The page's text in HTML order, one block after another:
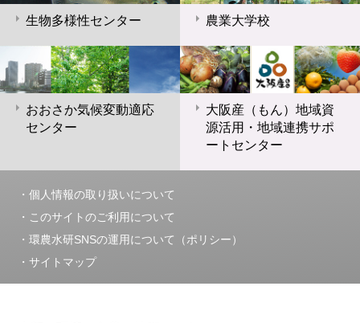
生物多様性センター 農業大学校
おおさか気候変動適応
センター
大阪産（もん）地域資
源活用・地域連携サポ
ートセンター
個人情報の取り扱いについて
このサイトのご利用について
環農水研SNSの運用について（ポリシー）
サイトマップ